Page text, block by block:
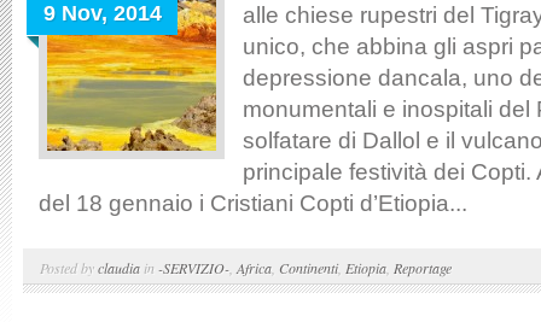
9 Nov, 2014
alle chiese rupestri del
unico, che abbina gli aspri
depressione dancala, uno
monumentali e inospitali del
solfatare di Dallol e il
principale festività dei Copti.
del 18 gennaio i Cristiani Copti d’Etiopia...
Posted byclaudia in -SERVIZIO- Africa Continenti, Etiopia Reportage